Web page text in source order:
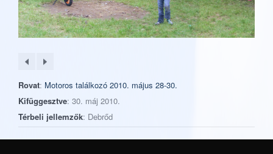
Rovat: Motoros találkozó 2010. május 28-30.
Kifüggesztve: 30. máj 2010.
Térbeli jellemzők: Debrőd